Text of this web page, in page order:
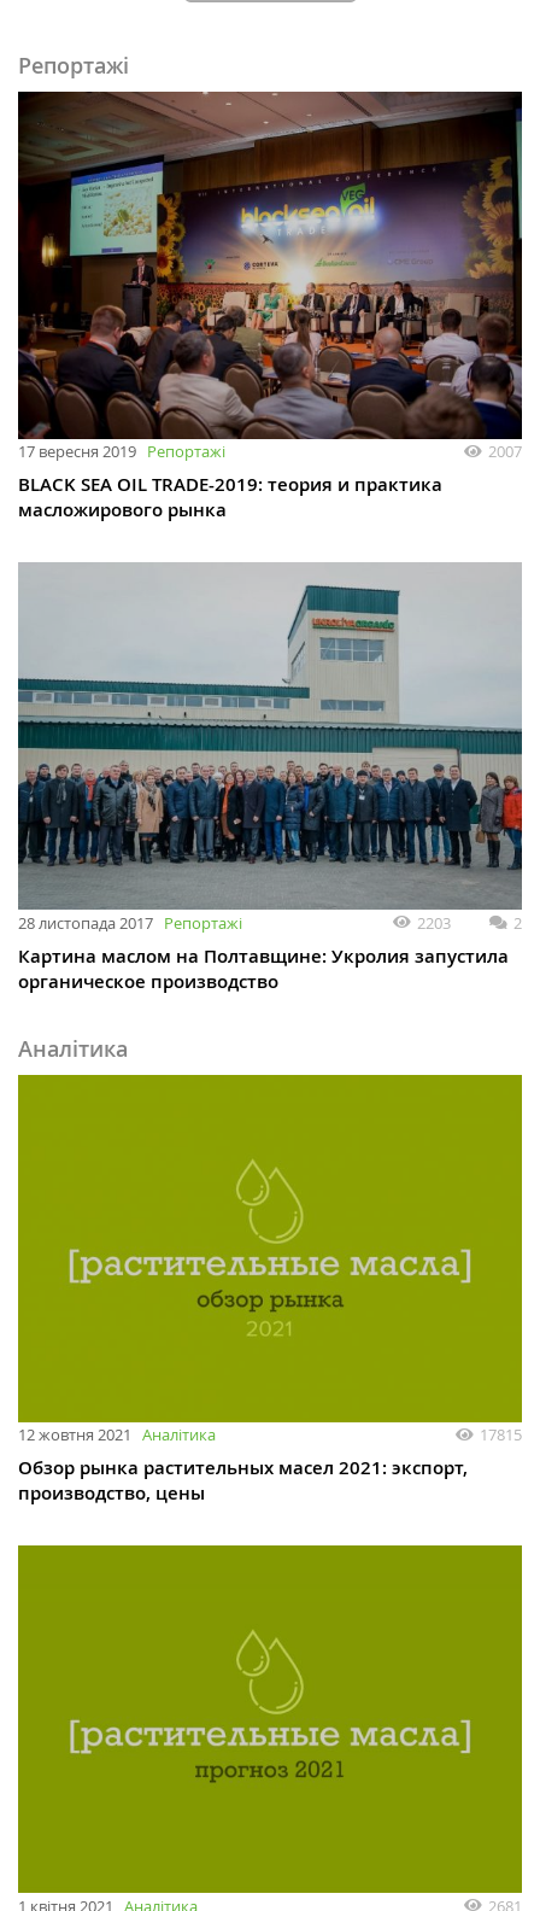
Репортажі
17 вересня 2019 Репортажі 2007
BLACK SEA OIL TRADE-2019: теория и практика
масложирового рынка
28 листопада 2017 Репортажі 2203 2
Картина маслом на Полтавщине: Укролия запустила
органическое производство
Аналітика
12 жовтня 2021 Аналітика 17815
Обзор рынка растительных масел 2021: экспорт,
производство, цены
1 квітня 2021 Аналітика 2681